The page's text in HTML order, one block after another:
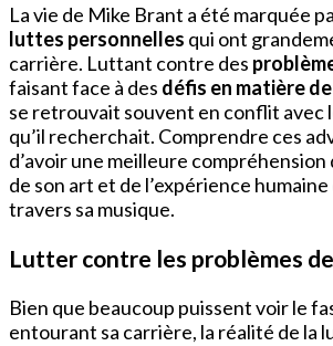
La vie de Mike Brant a été marquée
luttes personnelles qui ont
carrière. Luttant contre des
faisant face à des défis en matière
se retrouvait souvent en conflit avec
qu’il recherchait. Comprendre ces
d’avoir une meilleure
de son art et de l’expérience humaine
travers sa musique.
Lutter contre les problèmes
Bien que beaucoup puissent voir le
entourant sa carrière, la réalité de la